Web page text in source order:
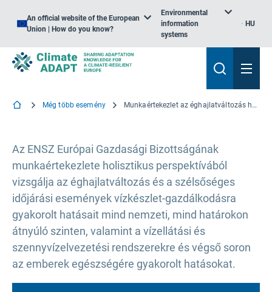
An official website of the European
Union | How do you know?
Environmental
information
systems
HU
Még több esemény Munkaértekezlet az éghajlatváltozás hatásaival szembeni ellenálló képességnek a vízgazdálkodás és a megfelelő higiénés körülmények javítása révén történő kiépítéséről
Az ENSZ Európai Gazdasági Bizottságának
munkaértekezlete holisztikus perspektívából
vizsgálja az éghajlatváltozás és a szélsőséges
időjárási események vízkészlet-gazdálkodásra
gyakorolt hatásait mind nemzeti, mind határokon
átnyúló szinten, valamint a vízellátási és
szennyvízelvezetési rendszerekre és végső soron
az emberek egészségére gyakorolt hatásokat.